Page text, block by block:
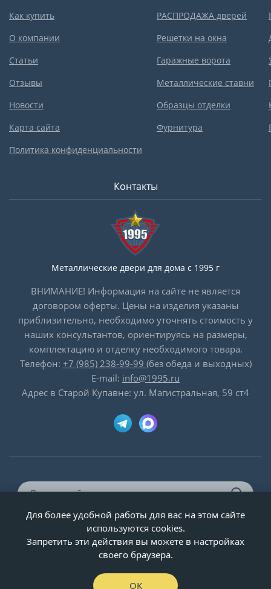
Как купить
О компании
Статьи
Отзывы
Новости
Карта сайта
Политика конфиденциальности
РАСПРОДАЖА дверей
Решетки на окна
Гаражные ворота
Металлические ставни
Образцы отделки
Фурнитура
Контакты
Металлические двери для дома с 1995 г
ВНИМАНИЕ! Информация на сайте не является
договором оферты. Цены на изделия указаны
приблизительно, необходимо уточнять стоимость у
наших консультантов, ориентируясь на размеры,
комплектацию и отделку необходимого товара.
Телефон: +7 (985) 238-99-99 (без обеда и выходных)
E-mail: info@1995.ru
Адрес в Старой Купавне: ул. Магистральная, 59 ст4
© ООО «Двери-и-точка», ИНН 5020092947, 1995-2026 г.
Для более удобной работы для вас на этом сайте
используются cookies.
Запретить эти действия вы можете в настройках
своего браузера.
OK